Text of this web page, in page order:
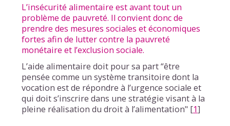
L’insécurité alimentaire est avant tout un
problème de pauvreté. Il convient donc de
prendre des mesures sociales et économiques
fortes afin de lutter contre la pauvreté
monétaire et l’exclusion sociale.
L’aide alimentaire doit pour sa part “être
pensée comme un système transitoire dont la
vocation est de répondre à l’urgence sociale et
qui doit s’inscrire dans une stratégie visant à la
pleine réalisation du droit à l’alimentation" [1]